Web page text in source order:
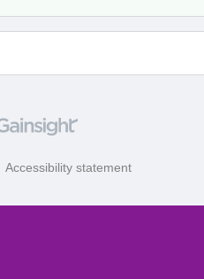
Accessibility statement